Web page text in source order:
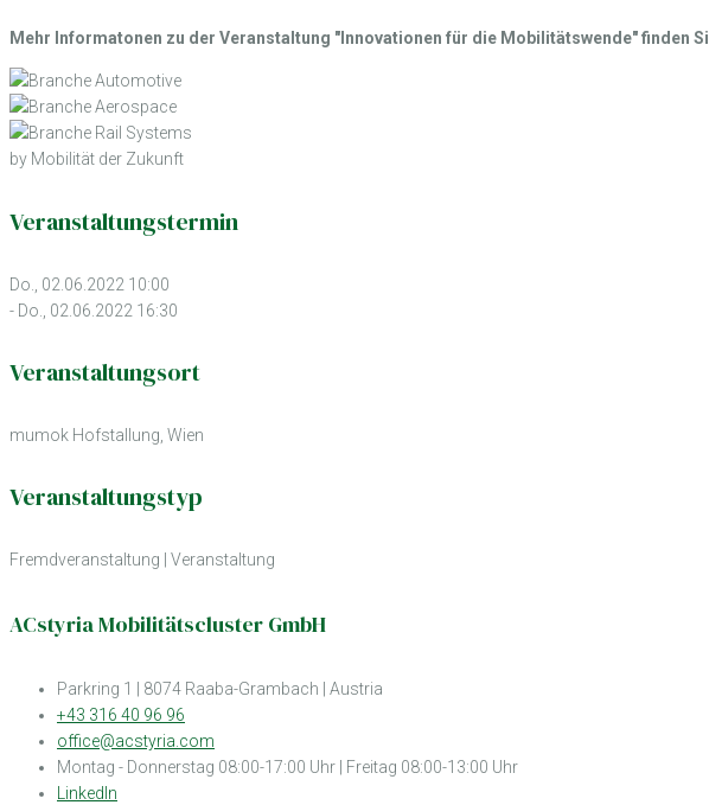
Mehr Informatonen zu der Veranstaltung "Innovationen für die Mobilitätswende" finden
by Mobilität der Zukunft
Veranstaltungstermin
Do., 02.06.2022 10:00
- Do., 02.06.2022 16:30
Veranstaltungsort
mumok Hofstallung, Wien
Veranstaltungstyp
Fremdveranstaltung Veranstaltung
ACstyria Mobilitätscluster GmbH
Parkring 1 | 8074 Raaba-Grambach | Austria
+43 316 40 96 96
office@acstyria.com
Montag - Donnerstag 08:00-17:00 Uhr | Freitag 08:00-13:00 Uhr
LinkedIn